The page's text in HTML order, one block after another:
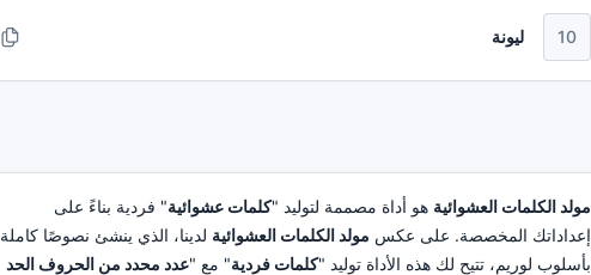
10 ليونة
مولد الكلمات العشوائية هو أداة مصممة لتوليد "كلمات عشوائية" فردية بناءً على
إعداداتك المخصصة. على عكس مولد الكلمات العشوائية لدينا، الذي ينشئ نصوصًا كاملة
بأسلوب لوريم، تتيح لك هذه الأداة توليد "كلمات فردية" مع "عدد محدد من الحروف الحد